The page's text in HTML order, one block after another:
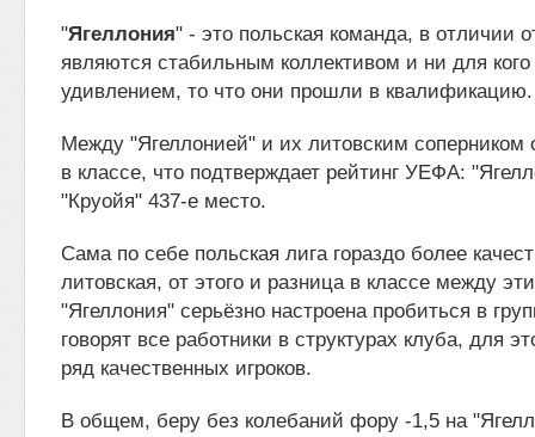
"Ягеллония" - это польская команда, в отличии
являются стабильным коллективом и ни для кого
удивлением, то что они прошли в квалификацию.
Между "Ягеллонией" и их литовским соперником
в классе, что подтверждает рейтинг УЕФА:
"Круойя" 437-е место.
Сама по себе польская лига гораздо более
литовская, от этого и разница в классе между
"Ягеллония" серьёзно настроена пробиться в
говорят все работники в структурах клуба, для
ряд качественных игроков.
В общем, беру без колебаний фору -1,5 на